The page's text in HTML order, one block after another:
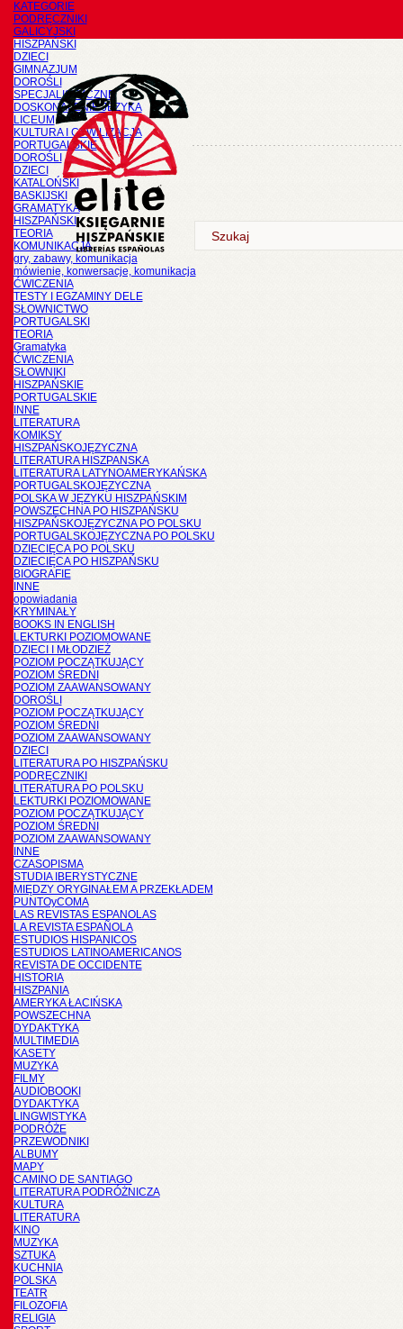
KATEGORIE
PODRĘCZNIKI
GALICYJSKI
HISZPAŃSKI
DZIECI
GIMNAZJUM
DOROŚLI
SPECJALISTYCZNE
DOSKONALENIE JĘZYKA
LICEUM
KULTURA I CYWILIZACJA
PORTUGALSKIE
DOROŚLI
DZIECI
KATALOŃSKI
BASKIJSKI
GRAMATYKA
HISZPAŃSKI
TEORIA
KOMUNIKACJA
gry, zabawy, komunikacja
mówienie, konwersacje, komunikacja
ĆWICZENIA
TESTY I EGZAMINY DELE
SŁOWNICTWO
PORTUGALSKI
TEORIA
Gramatyka
ĆWICZENIA
SŁOWNIKI
HISZPAŃSKIE
PORTUGALSKIE
INNE
LITERATURA
KOMIKSY
HISZPAŃSKOJĘZYCZNA
LITERATURA HISZPANSKA
LITERATURA LATYNOAMERYKAŃSKA
PORTUGALSKOJĘZYCZNA
POLSKA W JĘZYKU HISZPAŃSKIM
POWSZECHNA PO HISZPAŃSKU
HISZPAŃSKOJĘZYCZNA PO POLSKU
PORTUGALSKOJĘZYCZNA PO POLSKU
DZIECIĘCA PO POLSKU
DZIECIĘCA PO HISZPAŃSKU
BIOGRAFIE
INNE
opowiadania
KRYMINAŁY
BOOKS IN ENGLISH
LEKTURKI POZIOMOWANE
DZIECI I MŁODZIEŻ
POZIOM POCZĄTKUJĄCY
POZIOM ŚREDNI
POZIOM ZAAWANSOWANY
DOROŚLI
POZIOM POCZĄTKUJĄCY
POZIOM ŚREDNI
POZIOM ZAAWANSOWANY
DZIECI
LITERATURA PO HISZPAŃSKU
PODRĘCZNIKI
LITERATURA PO POLSKU
LEKTURKI POZIOMOWANE
POZIOM POCZĄTKUJĄCY
POZIOM ŚREDNI
POZIOM ZAAWANSOWANY
INNE
CZASOPISMA
STUDIA IBERYSTYCZNE
MIĘDZY ORYGINAŁEM A PRZEKŁADEM
PUNTOyCOMA
LAS REVISTAS ESPANOLAS
LA REVISTA ESPAÑOLA
ESTUDIOS HISPANICOS
ESTUDIOS LATINOAMERICANOS
REVISTA DE OCCIDENTE
HISTORIA
HISZPANIA
AMERYKA ŁACIŃSKA
POWSZECHNA
DYDAKTYKA
MULTIMEDIA
KASETY
MUZYKA
FILMY
AUDIOBOOKI
DYDAKTYKA
LINGWISTYKA
PODRÓŻE
PRZEWODNIKI
ALBUMY
MAPY
CAMINO DE SANTIAGO
LITERATURA PODRÓŻNICZA
KULTURA
LITERATURA
KINO
MUZYKA
SZTUKA
KUCHNIA
POLSKA
TEATR
FILOZOFIA
RELIGIA